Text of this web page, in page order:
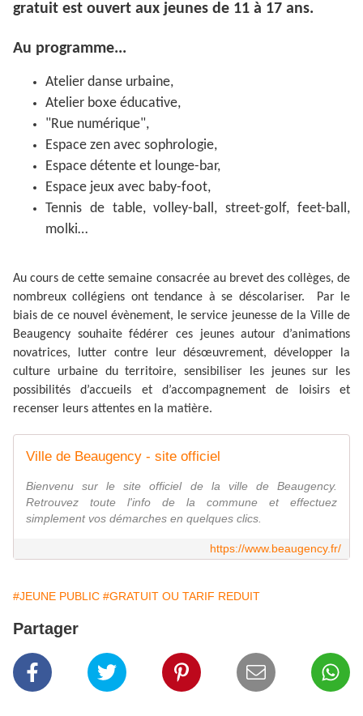
gratuit est ouvert aux jeunes de 11 à 17 ans.
Au programme...
Atelier danse urbaine,
Atelier boxe éducative,
"Rue numérique",
Espace zen avec sophrologie,
Espace détente et lounge-bar,
Espace jeux avec baby-foot,
Tennis de table, volley-ball, street-golf, feet-ball,
molki…
Au cours de cette semaine consacrée au brevet des collèges, de
nombreux collégiens ont tendance à se déscolariser. Par le
biais de ce nouvel évènement, le service jeunesse de la Ville de
Beaugency souhaite fédérer ces jeunes autour d’animations
novatrices, lutter contre leur désœuvrement, développer la
culture urbaine du territoire, sensibiliser les jeunes sur les
possibilités d’accueils et d’accompagnement de loisirs et
recenser leurs attentes en la matière.
Ville de Beaugency - site officiel
Bienvenu sur le site officiel de la ville de Beaugency.
Retrouvez toute l'info de la commune et effectuez
simplement vos démarches en quelques clics.
https://www.beaugency.fr/
#JEUNE PUBLIC #GRATUIT OU TARIF REDUIT
Partager